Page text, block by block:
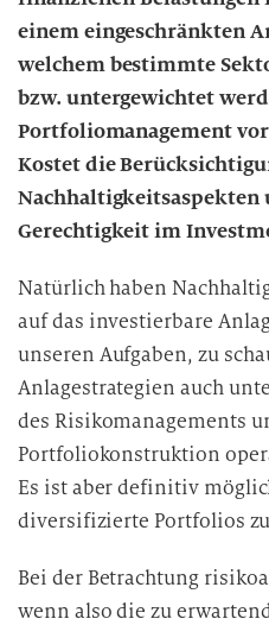
einem eingeschränkten
welchem bestimmte
bzw. untergewichtet
Portfoliomanagement
Kostet die
Nachhaltigkeitsaspekten
Gerechtigkeit im
Natürlich haben
auf das investierbare
unseren Aufgaben, zu
Anlagestrategien auch
des Risikomanagements
Portfoliokonstruktion
Es ist aber definitiv
diversifizierte Portfolios
Bei der Betrachtung
wenn also die zu